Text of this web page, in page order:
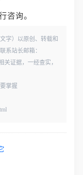
咨询。
字）以原创、转载和
系站长邮箱：
关证据，一经查实，
掌握